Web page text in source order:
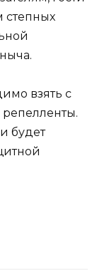
степных
взять с
будет